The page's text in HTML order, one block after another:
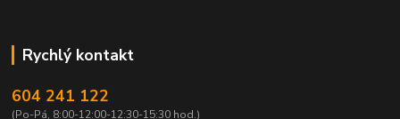
Rychlý kontakt
604 241 122
(Po-Pá, 8:00-12:00-12:30-15:30 hod.)